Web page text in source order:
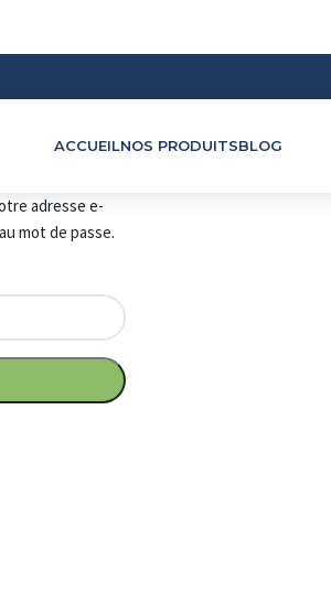
ACCUEILNOS PRODUITSBLOG
adresse e-
mot de passe.